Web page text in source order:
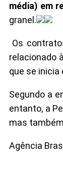
média) em
granel.
Os
relacionado
que se inicia
Segundo a
entanto, a
mas
Agência